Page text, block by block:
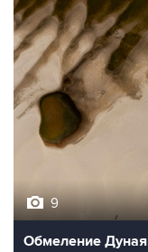
9
Обмеление Дуная